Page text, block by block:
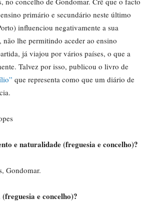
primário e secundário neste último
influenciou negativamente a sua
não lhe permitindo aceder ao ensino
já viajou por vários países, o que a
Talvez por isso, publicou o livro de
que representa como que um diário de
e naturalidade (freguesia e concelho)?
Gondomar.
e concelho)?